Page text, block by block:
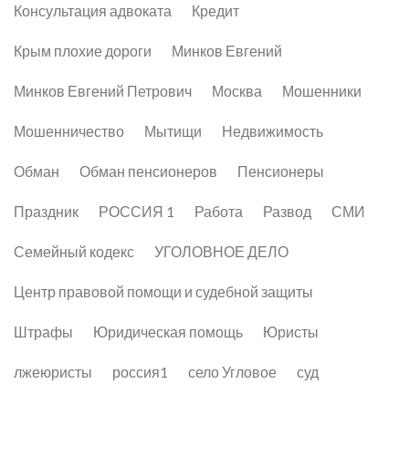
Консультация адвоката Кредит
Крым плохие дороги Минков Евгений
Минков Евгений Петрович Москва Мошенники
Мошенничество Мытищи Недвижимость
Обман Обман пенсионеров Пенсионеры
Праздник РОССИЯ 1 Работа Развод СМИ
Семейный кодекс УГОЛОВНОЕ ДЕЛО
Центр правовой помощи и судебной защиты
Штрафы Юридическая помощь Юристы
лжеюристы россия1 село Угловое суд